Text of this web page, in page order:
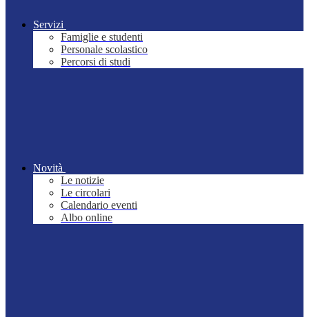
Servizi
Famiglie e studenti
Personale scolastico
Percorsi di studi
Novità
Le notizie
Le circolari
Calendario eventi
Albo online